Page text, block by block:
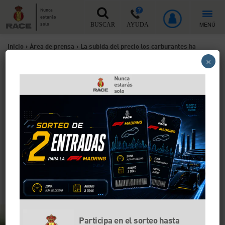
Nunca
estarás
solo
BUSCAR AYUDA MENÚ
Inicio > Área de prensa > La subida del precio los carburantes ha
La subida del precio los
carburantes ha afectado al
nivel de vida del 97% de los
conductores españoles
Sólo un 31% de los encuestados en el Observatorio
del RACE afirman que viajarán esta Semana Santa,
siendo la península (90%) el destino preferido
Participa en el sorteo hasta
×